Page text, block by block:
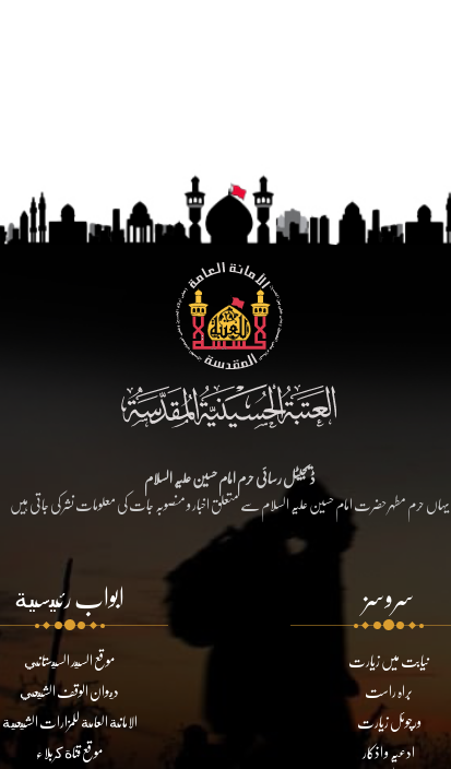
ڈیجیٹل رسائی حرم امام حسین علیہ السلام
یہاں حرم مطہر حضرت امام حسین علیہ السلام سے متعلق اخبار و منصوبہ جات کی معلومات نشر کی جاتی ہیں
سروسز
نیابت میں زیارت
براہ راست
ورچوئل زیارت
ادعیہ و اذکار
ابواب رئيسية
موقع السيد السيستاني
ديوان الوقف الشيعي
الامانة العامة للمزارات الشيعية
موقع قناة كربلاء